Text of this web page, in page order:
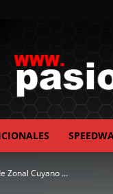
Zonal Cuyano ...